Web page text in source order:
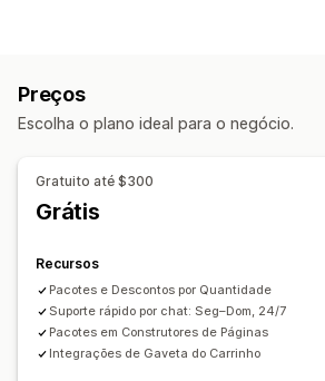
Descontos em massa
Presentes Pacotes de produtos
Gerenciamento de descontos
Segmentação
Pacotes de upsell
Produtos digitais Pacotes
Preços por nível
Frete grátis
Preços
Escolha o plano ideal para o negócio.
Gratuito até $300
Grátis
Recursos
Pacotes e Descontos por Quantidade
Suporte rápido por chat: Seg–Dom, 24/7
Pacotes em Construtores de Páginas
Integrações de Gaveta do Carrinho